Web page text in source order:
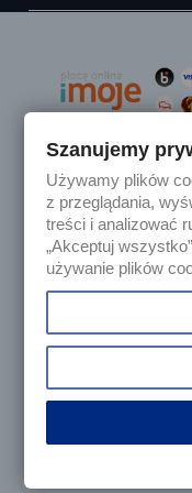
Produkty
Nasza firma
© 2025 - Sklep
Szanujemy
Używamy plików
z przeglądania,
treści i analizować
„Akceptuj
używanie plików